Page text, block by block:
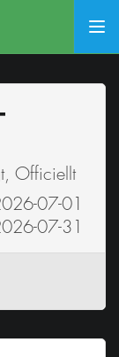
Officiellt
07-01
07-31